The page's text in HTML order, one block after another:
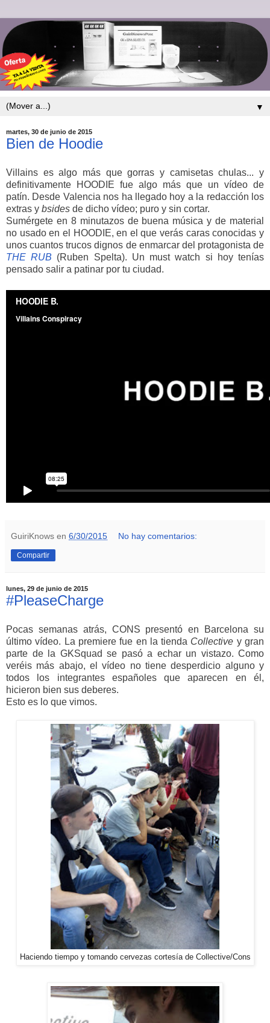
▼
martes, 30 de junio de 2015
Bien de Hoodie
Villains es algo más que gorras y camisetas chulas... y
definitivamente HOODIE fue algo más que un vídeo de
patín. Desde Valencia nos ha llegado hoy a la redacción los
extras y bsides de dicho vídeo; puro y sin cortar.
Sumérgete en 8 minutazos de buena música y de material
no usado en el HOODIE, en el que verás caras conocidas y
unos cuantos trucos dignos de enmarcar del protagonista de
THE RUB (Ruben Spelta). Un must watch si hoy tenías
pensado salir a patinar por tu ciudad.
GuiriKnows en 6/30/2015 No hay comentarios:
Compartir
lunes, 29 de junio de 2015
#PleaseCharge
Pocas semanas atrás, CONS presentó en Barcelona su
último vídeo. La premiere fue en la tienda Collective y gran
parte de la GKSquad se pasó a echar un vistazo. Como
veréis más abajo, el vídeo no tiene desperdicio alguno y
todos los integrantes españoles que aparecen en él,
hicieron bien sus deberes.
Esto es lo que vimos.
Haciendo tiempo y tomando cervezas cortesía de Collective/Cons